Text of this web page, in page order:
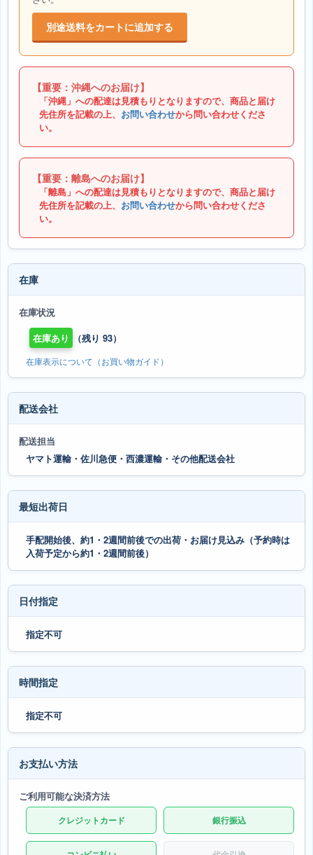
別途送料をカートに追加する
【重要：沖縄へのお届け】
「沖縄」への配達は見積もりとなりますので、商品と届け
先住所を記載の上、 お問い合わせから問い合わせくださ
い。
【重要：離島へのお届け】
「離島」への配達は見積もりとなりますので、商品と届け
先住所を記載の上、 お問い合わせから問い合わせくださ
い。
在庫
在庫状況
在庫あり
（残り 93）
在庫表示について（お買い物ガイド）
配送会社
配送担当
ヤマト運輸・佐川急便・西濃運輸・その他配送会社
最短出荷日
手配開始後、約1・2週間前後での出荷・お届け見込み（予約時は
入荷予定から約1・2週間前後）
日付指定
指定不可
時間指定
指定不可
お支払い方法
ご利用可能な決済方法
クレジットカード 銀行振込